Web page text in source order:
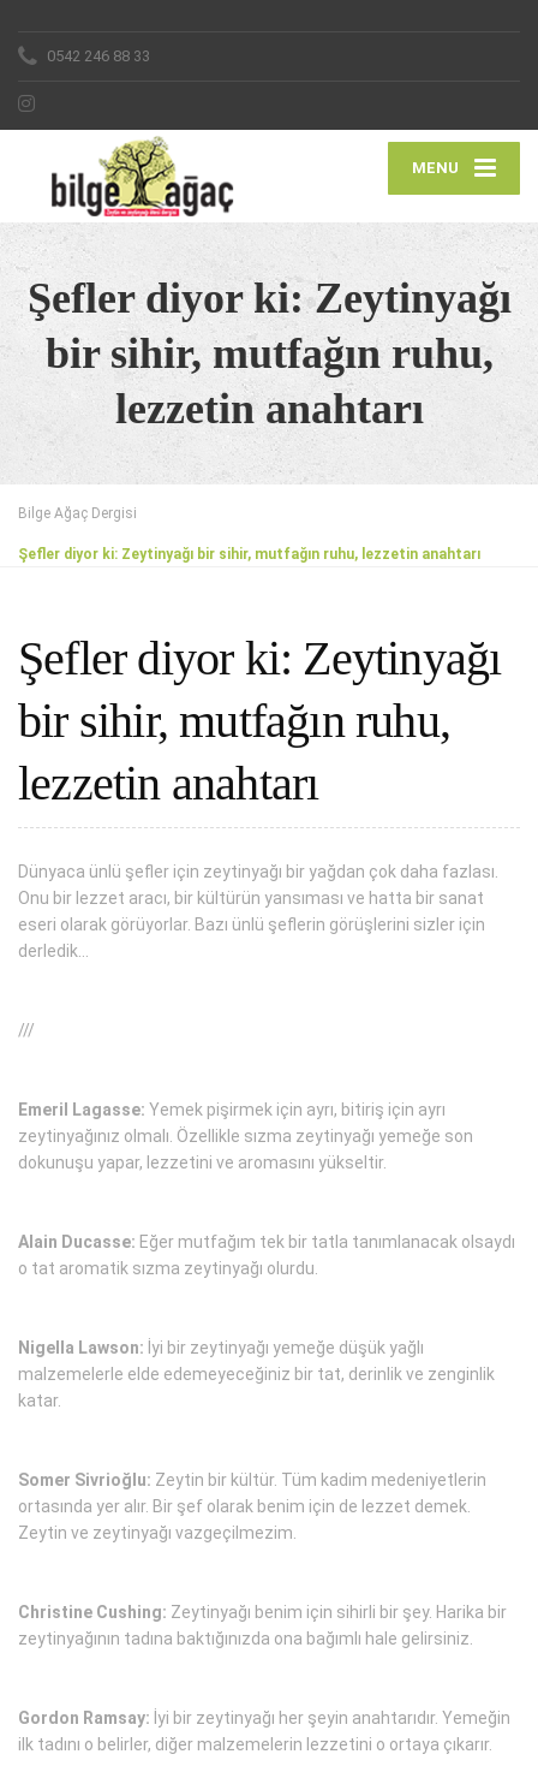
0542 246 88 33
MENU
Şefler diyor ki: Zeytinyağı
bir sihir, mutfağın ruhu,
lezzetin anahtarı
Bilge Ağaç Dergisi
Şefler diyor ki: Zeytinyağı bir sihir, mutfağın ruhu, lezzetin anahtarı
Şefler diyor ki: Zeytinyağı
bir sihir, mutfağın ruhu,
lezzetin anahtarı
Dünyaca ünlü şefler için zeytinyağı bir yağdan çok daha fazlası.
Onu bir lezzet aracı, bir kültürün yansıması ve hatta bir sanat
eseri olarak görüyorlar. Bazı ünlü şeflerin görüşlerini sizler için
derledik…
///
Emeril Lagasse: Yemek pişirmek için ayrı, bitiriş için ayrı
zeytinyağınız olmalı. Özellikle sızma zeytinyağı yemeğe son
dokunuşu yapar, lezzetini ve aromasını yükseltir.
Alain Ducasse: Eğer mutfağım tek bir tatla tanımlanacak olsaydı
o tat aromatik sızma zeytinyağı olurdu.
Nigella Lawson: İyi bir zeytinyağı yemeğe düşük yağlı
malzemelerle elde edemeyeceğiniz bir tat, derinlik ve zenginlik
katar.
Somer Sivrioğlu: Zeytin bir kültür. Tüm kadim medeniyetlerin
ortasında yer alır. Bir şef olarak benim için de lezzet demek.
Zeytin ve zeytinyağı vazgeçilmezim.
Christine Cushing: Zeytinyağı benim için sihirli bir şey. Harika bir
zeytinyağının tadına baktığınızda ona bağımlı hale gelirsiniz.
Gordon Ramsay: İyi bir zeytinyağı her şeyin anahtarıdır. Yemeğin
ilk tadını o belirler, diğer malzemelerin lezzetini o ortaya çıkarır.